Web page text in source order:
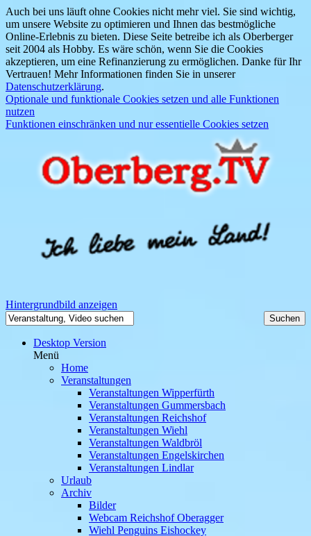
Auch bei uns läuft ohne Cookies nicht mehr viel. Sie sind wichtig,
um unsere Website zu optimieren und Ihnen das bestmögliche
Online-Erlebnis zu bieten. Diese Seite betreibe ich als Oberberger
seit 2004 als Hobby. Es wäre schön, wenn Sie die Cookies
akzeptieren, um eine Refinanzierung zu ermöglichen. Danke für Ihr
Vertrauen! Mehr Informationen finden Sie in unserer
Datenschutzerklärung.
Optionale und funktionale Cookies setzen und alle Funktionen
nutzen
Funktionen einschränken und nur essentielle Cookies setzen
Hintergrundbild anzeigen
Desktop Version
Menü
Home
Veranstaltungen
Veranstaltungen Wipperfürth
Veranstaltungen Gummersbach
Veranstaltungen Reichshof
Veranstaltungen Wiehl
Veranstaltungen Waldbröl
Veranstaltungen Engelskirchen
Veranstaltungen Lindlar
Urlaub
Archiv
Bilder
Webcam Reichshof Oberagger
Wiehl Penguins Eishockey